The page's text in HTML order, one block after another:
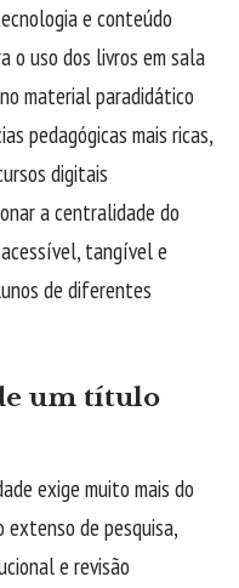
e conteúdo
o uso dos livros em sala
material paradidático
pedagógicas mais ricas,
digitais
a centralidade do
tangível e
de diferentes
um título
exige muito mais do
extenso de pesquisa,
e revisão